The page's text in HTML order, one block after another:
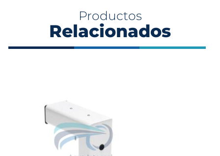
Productos
Relacionados